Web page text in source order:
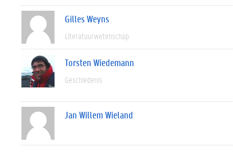
Gilles Weyns
Literatuurwetenschap
Torsten Wiedemann
Geschiedenis
Jan Willem Wieland